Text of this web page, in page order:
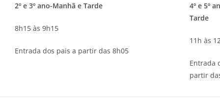
2º e 3º ano-Manhã e Tarde
8h15 às 9h15
Entrada dos pais a partir das 8h05
4º e 5º
Tarde
11h às
Entrada
partir